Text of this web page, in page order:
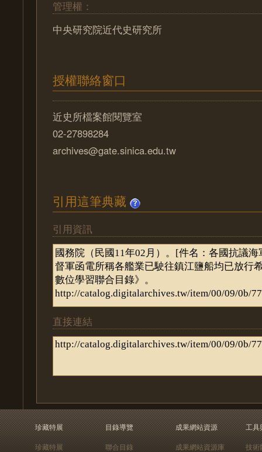
管理權：
中央研究院近代史研究所
授權聯絡窗口
近史所檔案館閱覽室
02-27898284
archives@gate.sinica.edu.tw
引用這筆典藏
引用資訊
直接連結
珍藏特展
珍藏特展
目錄導覽
聯合目錄
成果網站資源
成果網站資源庫
工具
技術